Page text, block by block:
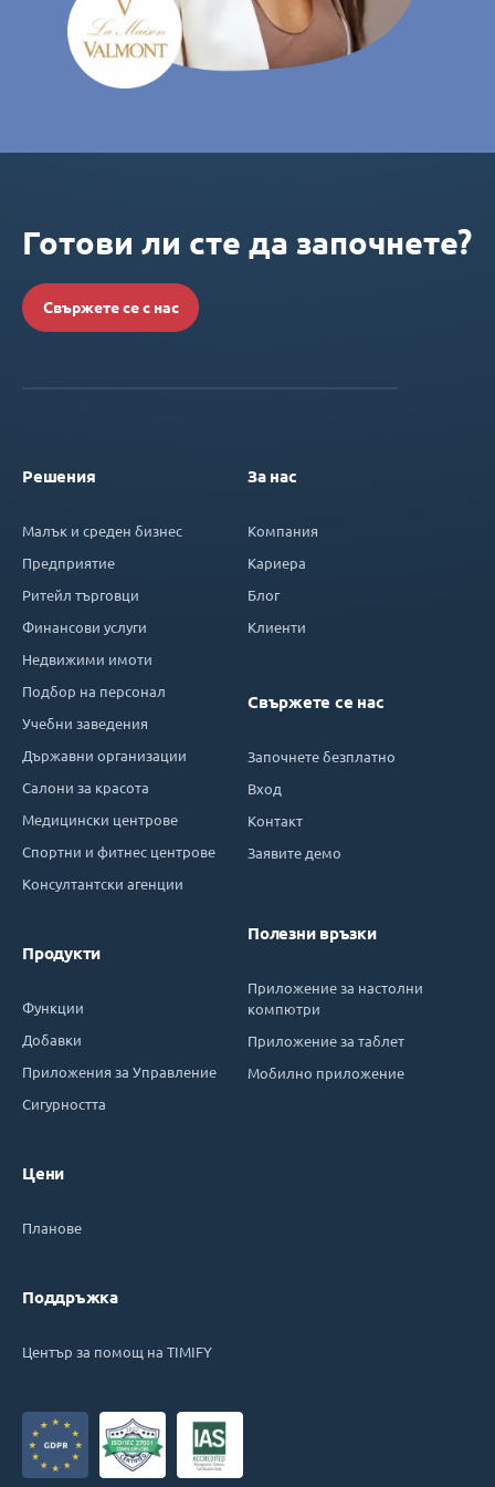
Готови ли сте да започнете?
Свържете се с нас
Решения
Малък и среден бизнес
Предприятие
Ритейл търговци
Финансови услуги
Недвижими имоти
Подбор на персонал
Учебни заведения
Държавни организации
Салони за красота
Медицински центрове
Спортни и фитнес центрове
Консултантски агенции
Продукти
Функции
Добавки
Приложения за Управление
Сигурността
Цени
Планове
Поддръжка
Център за помощ на TIMIFY
За нас
Компания
Кариера
Блог
Клиенти
Свържете се нас
Започнете безплатно
Вход
Контакт
Заявите демо
Полезни връзки
Приложение за настолни
компютри
Приложение за таблет
Мобилно приложение